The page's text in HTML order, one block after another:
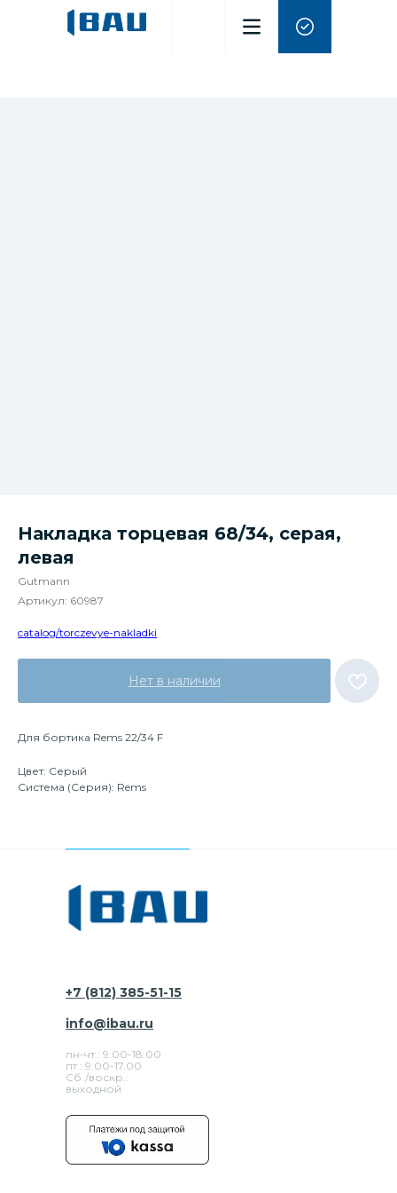
Накладка торцевая 68/34, серая,
левая
Gutmann
Артикул: 60987
catalog/torczevye-nakladki
Нет в наличии
Для бортика Rems 22/34 F
Цвет: Серый
Система (Серия): Rems
+7 (812) 385-51-15
пн-чт.: 9:00-18:00
пт.: 9.00-17.00
Сб./воскр.:
выходной
info@ibau.ru